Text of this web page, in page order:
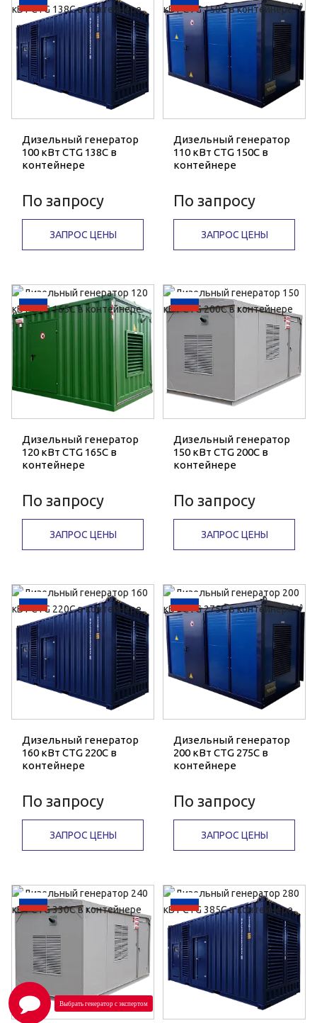
Дизельный генератор
100 кВт CTG 138C в
контейнере
По запросу
ЗАПРОС ЦЕНЫ
Дизельный генератор
110 кВт CTG 150C в
контейнере
По запросу
ЗАПРОС ЦЕНЫ
Дизельный генератор
120 кВт CTG 165C в
контейнере
По запросу
ЗАПРОС ЦЕНЫ
Дизельный генератор
150 кВт CTG 200C в
контейнере
По запросу
ЗАПРОС ЦЕНЫ
Дизельный генератор
160 кВт CTG 220C в
контейнере
По запросу
ЗАПРОС ЦЕНЫ
Дизельный генератор
200 кВт CTG 275C в
контейнере
По запросу
ЗАПРОС ЦЕНЫ